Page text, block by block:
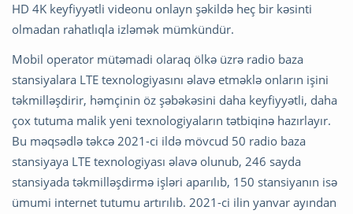
HD 4K keyfiyyətli videonu onlayn şəkildə heç bir kəsinti
olmadan rahatlıqla izləmək mümkündür.
Mobil operator mütəmadi olaraq ölkə üzrə radio baza
stansiyalara LTE texnologiyasını əlavə etməklə onların işini
təkmilləşdirir, həmçinin öz şəbəkəsini daha keyfiyyətli, daha
çox tutuma malik yeni texnologiyaların tətbiqinə hazırlayır.
Bu məqsədlə təkcə 2021-ci ildə mövcud 50 radio baza
stansiyaya LTE texnologiyası əlavə olunub, 246 sayda
stansiyada təkmilləşdirmə işləri aparılıb, 150 stansiyanın isə
ümumi internet tutumu artırılıb. 2021-ci ilin yanvar ayından